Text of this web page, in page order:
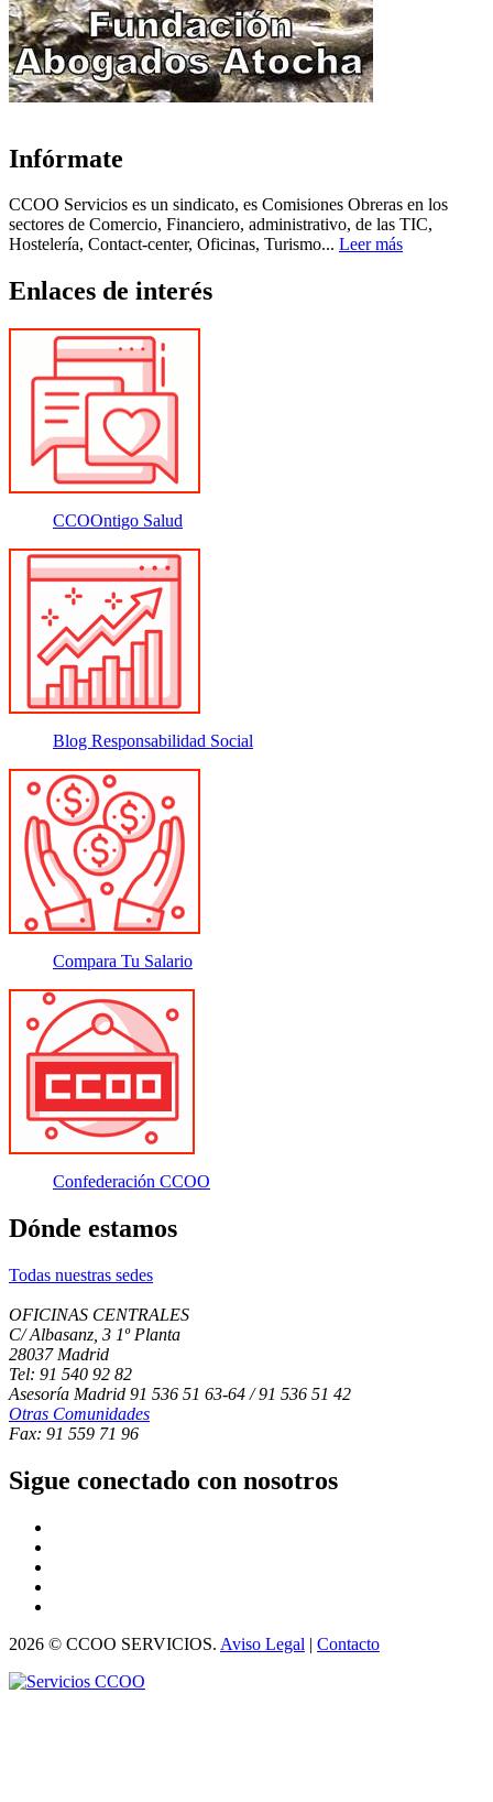
Infórmate
CCOO Servicios es un sindicato, es Comisiones Obreras en los
sectores de Comercio, Financiero, administrativo, de las TIC,
Hostelería, Contact-center, Oficinas, Turismo... Leer más
Enlaces de interés
CCOOntigo Salud
Blog Responsabilidad Social
Compara Tu Salario
Confederación CCOO
Dónde estamos
Todas nuestras sedes
OFICINAS CENTRALES
C/ Albasanz, 3 1º Planta
28037 Madrid
Tel: 91 540 92 82
Asesoría Madrid 91 536 51 63-64 / 91 536 51 42
Otras Comunidades
Fax: 91 559 71 96
Sigue conectado con nosotros
2026 © CCOO SERVICIOS. Aviso Legal | Contacto